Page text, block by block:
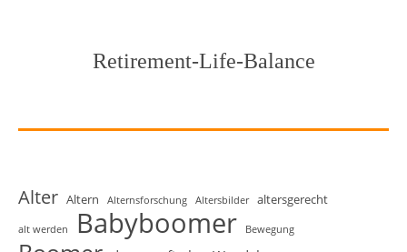
Retirement-Life-Balance
Alter Altern Alternsforschung Altersbilder altersgerecht
alt werden Babyboomer Bewegung